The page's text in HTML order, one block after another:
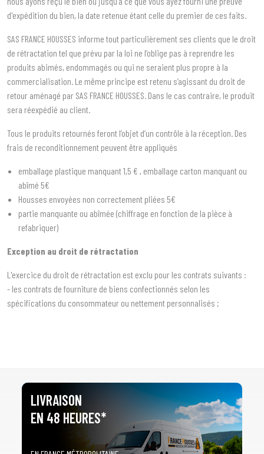
Tous les types
2SÉLECTIONNEZ LA MARQUE DE VOTRE VÉHICULE
Tous les modèles
d'expédition du bien, la date retenue étant celle du premier de ces faits.
SAS FRANCE HOUSSES informe tout particulièrement ses clients que le droit
de rétractation tel que prévu par la loi ne l’oblige pas à reprendre les
produits abimés, endommagés ou qui ne seraient plus propre à la
commercialisation. Le même principe est retenu s’agissant du droit de
retour aménagé par SAS FRANCE HOUSSES. Dans le cas contraire, le produit
sera réexpédié au client.
Tous le produits retournés feront l’objet d’un contrôle à la réception. Des
frais de reconditionnement peuvent être appliqués
emballage plastique manquant 1,5 € , emballage carton manquant ou
abîmé 5€
Housses envoyées non correctement pliées 5€
partie manquante ou abîmée (chiffrage en fonction de la pièce à
refabriquer)
Exception au droit de rétractation
L'exercice du droit de rétractation est exclu pour les contrats suivants :
- les contrats de fourniture de biens confectionnés selon les
spécifications du consommateur ou nettement personnalisés ;
LIVRAISON
EN 48 HEURES*